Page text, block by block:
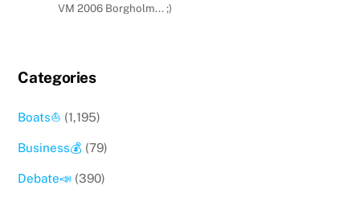
VM 2006 Borgholm... ;)
Categories
Boats⛵️ (1,195)
Business💰 (79)
Debate📣 (390)